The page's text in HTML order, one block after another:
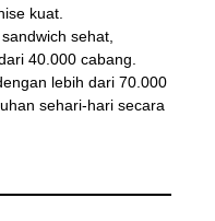
kuat.
sehat,
40.000 cabang.
lebih dari 70.000
sehari-hari secara